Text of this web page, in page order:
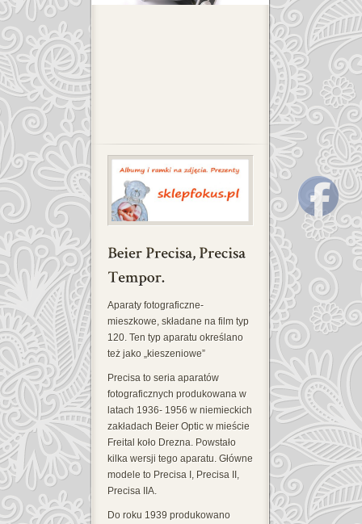
Aparaty fotograficzne-
mieszkowe, składane na film typ
120. Ten typ aparatu określano
też jako „kieszeniowe”
Precisa to seria aparatów
fotograficznych produkowana w
latach 1936- 1956 w niemieckich
zakładach Beier Optic w mieście
Freital koło Drezna. Powstało
kilka wersji tego aparatu. Główne
modele to Precisa I, Precisa II,
Precisa IIA.
Do roku 1939 produkowano